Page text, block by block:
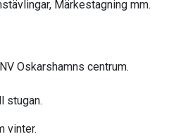
Märkestagning mm.
Oskarshamns centrum.
stugan.
vinter.